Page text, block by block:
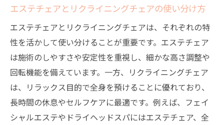
エステチェアとリクライニングチェアの使い分け方
エステチェアとリクライニングチェアは、それぞれの特
性を活かして使い分けることが重要です。エステチェア
は施術のしやすさや安定性を重視し、細かな高さ調整や
回転機能を備えています。一方、リクライニングチェア
は、リラックス目的で全身を預けることに優れており、
長時間の休息やセルフケアに最適です。例えば、フェイ
シャルエステやドライヘッドスパにはエステチェア、全